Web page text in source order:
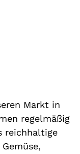
Markt in
regelmäßig
reichhaltige